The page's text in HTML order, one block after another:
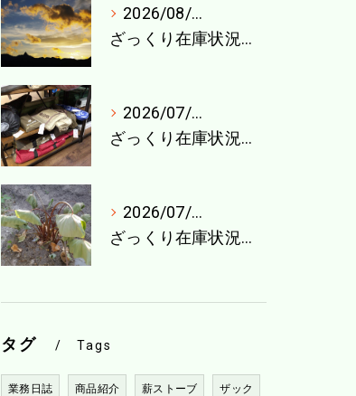
2026/08/04
ざっくり在庫状況（8月1週目）
2026/07/27
ざっくり在庫状況（7月最終週）
2026/07/21
ざっくり在庫状況（7月4週目）
タグ Tags
業務日誌 商品紹介 薪ストーブ ザック